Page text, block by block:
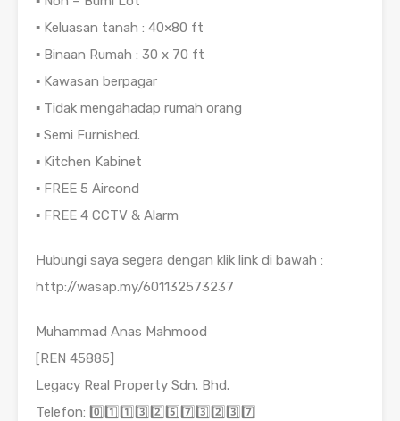
▪️ Keluasan tanah : 40×80 ft
▪️ Binaan Rumah : 30 x 70 ft
▪️ Kawasan berpagar
▪️ Tidak mengahadap rumah orang
▪️ Semi Furnished.
▪️ Kitchen Kabinet
▪️ FREE 5 Aircond
▪️ FREE 4 CCTV & Alarm
Hubungi saya segera dengan klik link di bawah :
http://wasap.my/601132573237
Muhammad Anas Mahmood
[REN 45885]
Legacy Real Property Sdn. Bhd.
Telefon: 0️⃣1️⃣1️⃣3️⃣2️⃣5️⃣7️⃣3️⃣2️⃣3️⃣7️⃣